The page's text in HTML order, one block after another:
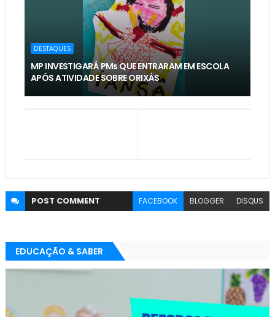
DESTAQUES
MP INVESTIGARÁ PMs QUE ENTRARAM EM ESCOLA
APÓS ATIVIDADE SOBRE ORIXÁS
POST COMMENT FACEBOOK BLOGGER DISQUS
EDUCAÇÃO & SABER